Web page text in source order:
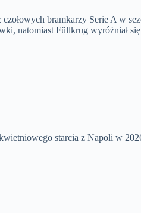
bramkarzy Serie A w
natomiast Füllkrug wyróżniał się
starcia z Napoli w